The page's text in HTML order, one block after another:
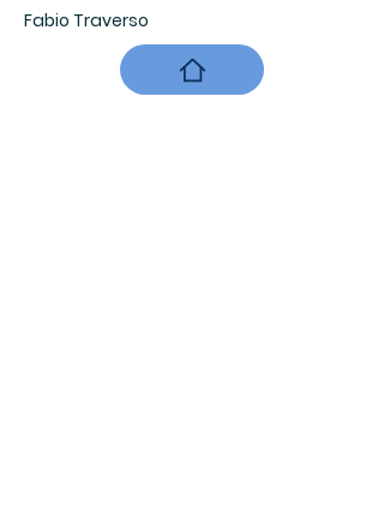
Fabio Traverso